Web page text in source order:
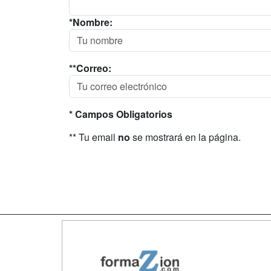
*Nombre:
**Correo:
* Campos Obligatorios
** Tu email no se mostrará en la página.